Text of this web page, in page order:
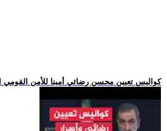
.. كواليس تعيين محسن رضائي أمينا للأمن القومي